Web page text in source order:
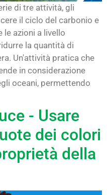
di tre attività, gli
il ciclo del carbonio e
le azioni a livello
la quantità di
Un'attività pratica che
in considerazione
oceani, permettendo
- Usare
dei colori
della